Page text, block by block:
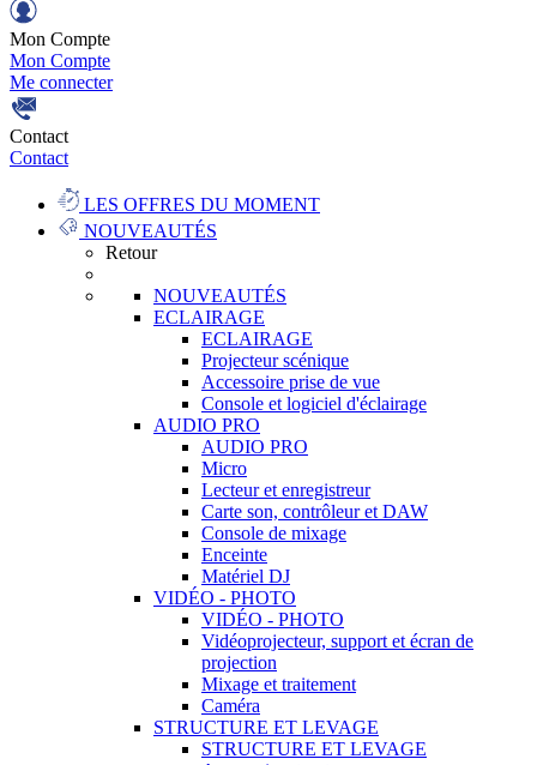
Mon Compte
Mon Compte
Me connecter
Contact
Contact
LES OFFRES DU MOMENT
NOUVEAUTÉS
Retour
NOUVEAUTÉS
ECLAIRAGE
ECLAIRAGE
Projecteur scénique
Accessoire prise de vue
Console et logiciel d'éclairage
AUDIO PRO
AUDIO PRO
Micro
Lecteur et enregistreur
Carte son, contrôleur et DAW
Console de mixage
Enceinte
Matériel DJ
VIDÉO - PHOTO
VIDÉO - PHOTO
Vidéoprojecteur, support et écran de
projection
Mixage et traitement
Caméra
STRUCTURE ET LEVAGE
STRUCTURE ET LEVAGE